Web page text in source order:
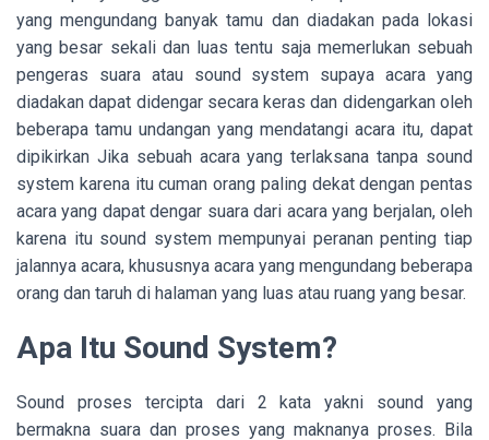
yang mengundang banyak tamu dan diadakan pada lokasi
yang besar sekali dan luas tentu saja memerlukan sebuah
pengeras suara atau sound system supaya acara yang
diadakan dapat didengar secara keras dan didengarkan oleh
beberapa tamu undangan yang mendatangi acara itu, dapat
dipikirkan Jika sebuah acara yang terlaksana tanpa sound
system karena itu cuman orang paling dekat dengan pentas
acara yang dapat dengar suara dari acara yang berjalan, oleh
karena itu sound system mempunyai peranan penting tiap
jalannya acara, khususnya acara yang mengundang beberapa
orang dan taruh di halaman yang luas atau ruang yang besar.
Apa Itu Sound System?
Sound proses tercipta dari 2 kata yakni sound yang
bermakna suara dan proses yang maknanya proses. Bila